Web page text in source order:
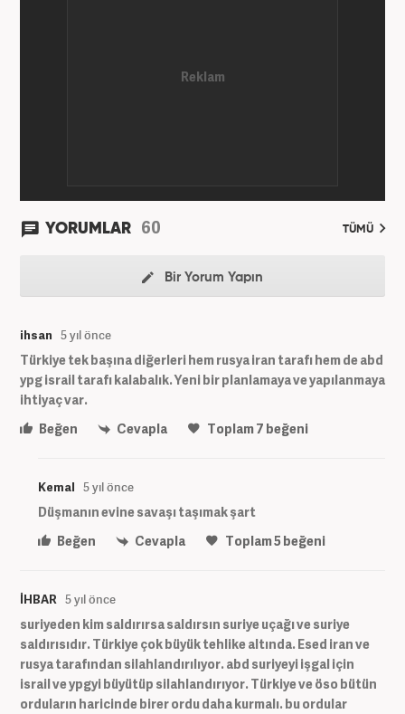
YORUMLAR 60 TÜMÜ
Bir Yorum Yapın
ihsan 5 yıl önce
Türkiye tek başına diğerleri hem rusya iran tarafı hem de abd
ypg israil tarafı kalabalık. Yeni bir planlamaya ve yapılanmaya
ihtiyaç var.
Beğen
Cevapla Toplam7 beğeni
Kemal 5 yıl önce
Düşmanın evine savaşı taşımak şart
Beğen
Cevapla Toplam5beğeni
İHBAR 5 yıl önce
suriyeden kim saldırırsa saldırsın suriye uçağı ve suriye
saldırısıdır. Türkiye çok büyük tehlike altında. Esed iran ve
rusya tarafından silahlandırılıyor. abd suriyeyi işgal için
israil ve ypgyi büyütüp silahlandırıyor. Türkiye ve öso bütün
orduların haricinde birer ordu daha kurmalı. bu ordular